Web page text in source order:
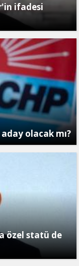
ifadesi
olacak mı?
özel statü de